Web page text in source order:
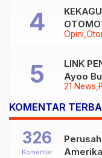
Opini
21 News
LINK
Ayoo
KOMENTAR
326
Komentar